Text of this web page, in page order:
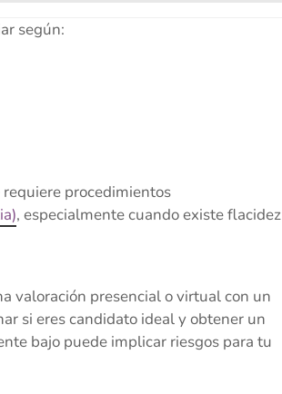
según:
procedimientos
, especialmente cuando existe flacidez
valoración presencial o virtual con un
si eres candidato ideal y obtener un
bajo puede implicar riesgos para tu